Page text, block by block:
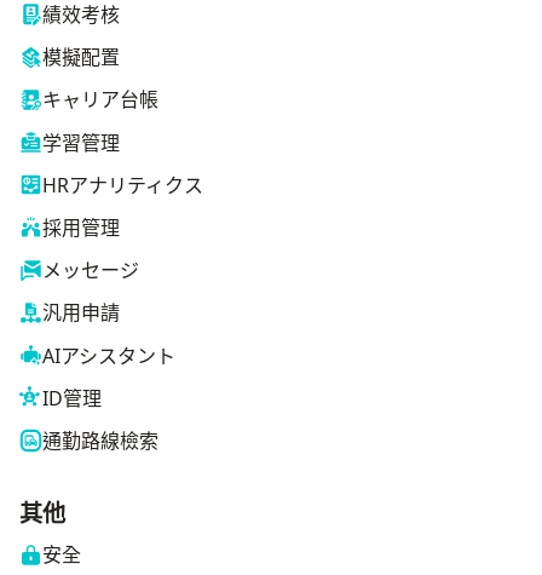
績效考核
模擬配置
キャリア台帳
学習管理
HRアナリティクス
採用管理
メッセージ
汎用申請
AIアシスタント
ID管理
通勤路線檢索
其他
安全